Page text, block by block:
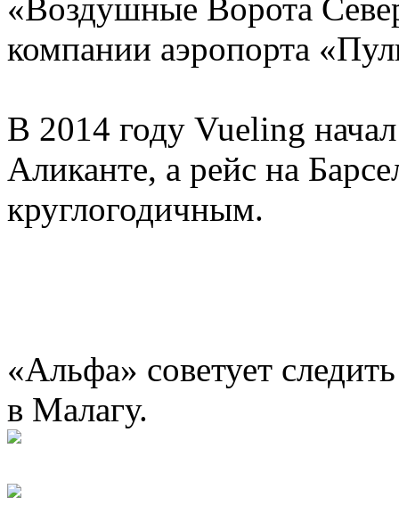
«Воздушные Ворота
компании аэропорта
В 2014 году Vueling
Аликанте, а рейс на
круглогодичным.
«Альфа» советует
в Малагу.